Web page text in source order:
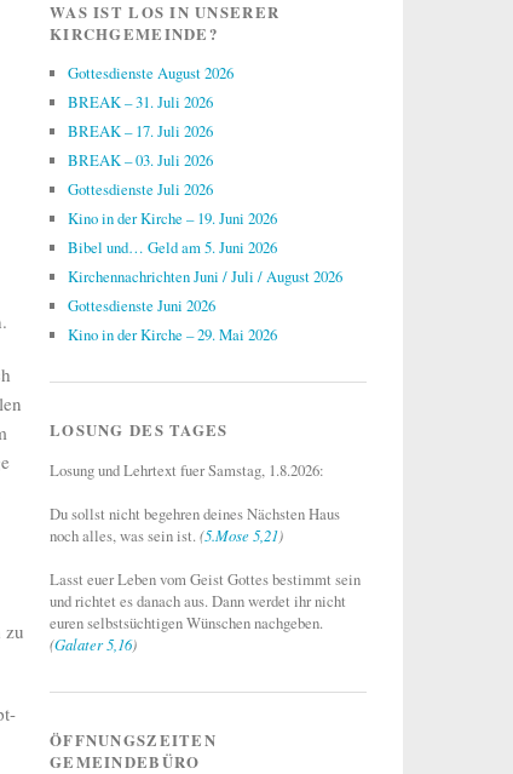
zu
WAS IST LOS IN UNSERER
KIRCHGEMEINDE?
Gottesdienste August 2026
BREAK – 31. Juli 2026
BREAK – 17. Juli 2026
BREAK – 03. Juli 2026
Gottesdienste Juli 2026
Kino in der Kirche – 19. Juni 2026
Bibel und… Geld am 5. Juni 2026
Kirchennachrichten Juni / Juli / August 2026
Gottesdienste Juni 2026
Kino in der Kirche – 29. Mai 2026
LOSUNG DES TAGES
Losung und Lehrtext fuer Samstag, 1.8.2026:
Du sollst nicht begehren deines Nächsten Haus
noch alles, was sein ist.(5.Mose 5,21)
Lasst euer Leben vom Geist Gottes bestimmt sein
und richtet es danach aus. Dann werdet ihr nicht
euren selbstsüchtigen Wünschen nachgeben.
(Galater 5,16)
ÖFFNUNGSZEITEN
GEMEINDEBÜRO